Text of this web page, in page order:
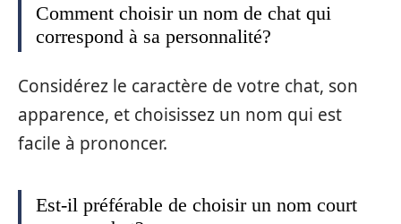
Comment choisir un nom de chat qui
correspond à sa personnalité?
Considérez le caractère de votre chat, son
apparence, et choisissez un nom qui est
facile à prononcer.
Est-il préférable de choisir un nom court